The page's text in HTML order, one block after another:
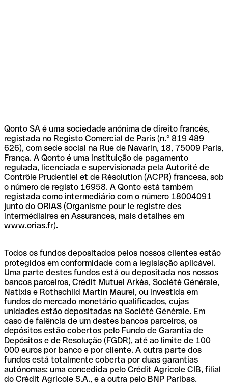
Qonto SA é uma sociedade anónima de direito francês,
registada no Registo Comercial de Paris (n.º 819 489
626), com sede social na Rue de Navarin, 18, 75009 Paris,
França. A Qonto é uma instituição de pagamento
regulada, licenciada e supervisionada pela Autorité de
Contrôle Prudentiel et de Résolution (ACPR) francesa, sob
o número de registo 16958. A Qonto está também
registada como intermediário com o número 18004091
junto do ORIAS (Organisme pour le registre des
intermédiaires en Assurances, mais detalhes em
www.orias.fr).
Todos os fundos depositados pelos nossos clientes estão
protegidos em conformidade com a legislação aplicável.
Uma parte destes fundos está ou depositada nos nossos
bancos parceiros, Crédit Mutuel Arkéa, Société Générale,
Natixis e Rothschild Martin Maurel, ou investida em
fundos do mercado monetário qualificados, cujas
unidades estão depositadas na Société Générale. Em
caso de falência de um destes bancos parceiros, os
depósitos estão cobertos pelo Fundo de Garantia de
Depósitos e de Resolução (FGDR), até ao limite de 100
000 euros por banco e por cliente. A outra parte dos
fundos está totalmente coberta por duas garantias
autónomas: uma concedida pelo Crédit Agricole CIB, filial
do Crédit Agricole S.A., e a outra pelo BNP Paribas.